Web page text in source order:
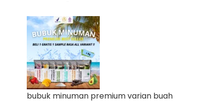
bubuk minuman premium varian buah